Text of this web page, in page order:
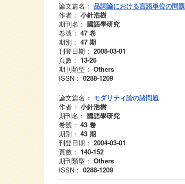
論文篇名： 品詞論における言語単位の問題
作者： 小針浩樹
期刊名： 國語學研究
卷號： 47 卷
期別： 47 期
刊登日期： 2008-03-01
頁數： 13-26
期刊類型： Others
ISSN： 0288-1209
論文篇名： モダリティ論の諸問題
作者： 小針浩樹
期刊名： 國語學研究
卷號： 43 卷
期別： 43 期
刊登日期： 2004-03-01
頁數： 140-152
期刊類型： Others
ISSN： 0288-1209